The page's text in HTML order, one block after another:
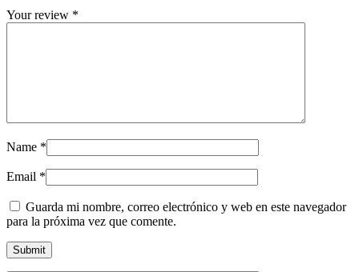
Your review *
Name *
Email *
Guarda mi nombre, correo electrónico y web en este navegador
para la próxima vez que comente.